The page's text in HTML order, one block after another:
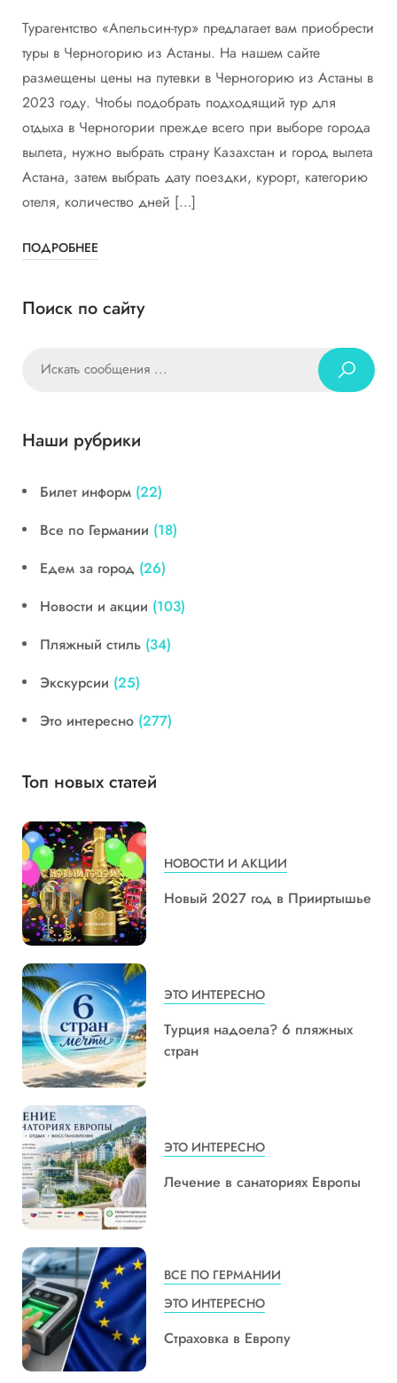
Турагентство «Апельсин-тур» предлагает вам приобрести
туры в Черногорию из Астаны. На нашем сайте
размещены цены на путевки в Черногорию из Астаны в
2023 году. Чтобы подобрать подходящий тур для
отдыха в Черногории прежде всего при выборе города
вылета, нужно выбрать страну Казахстан и город вылета
Астана, затем выбрать дату поездки, курорт, категорию
отеля, количество дней […]
ПОДРОБНЕЕ
Поиск по сайту
Наши рубрики
Билет информ (22)
Все по Германии (18)
Едем за город (26)
Новости и акции (103)
Пляжный стиль (34)
Экскурсии (25)
Это интересно (277)
Топ новых статей
НОВОСТИ И АКЦИИ
Новый 2027 год в Прииртышье
ЭТО ИНТЕРЕСНО
Турция надоела? 6 пляжных
стран
ЭТО ИНТЕРЕСНО
Лечение в санаториях Европы
ВСЕ ПО ГЕРМАНИИ
ЭТО ИНТЕРЕСНО
Страховка в Европу